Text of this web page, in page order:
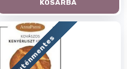
KOSÁRBA
Gluténmentes